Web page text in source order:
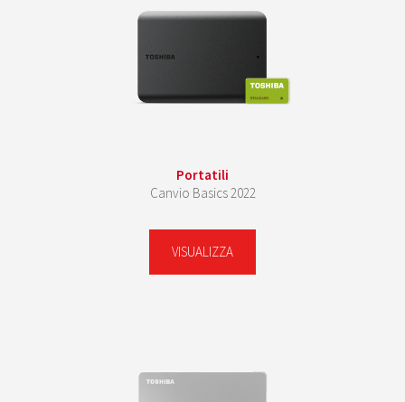
Portatili
Canvio Basics 2022
VISUALIZZA